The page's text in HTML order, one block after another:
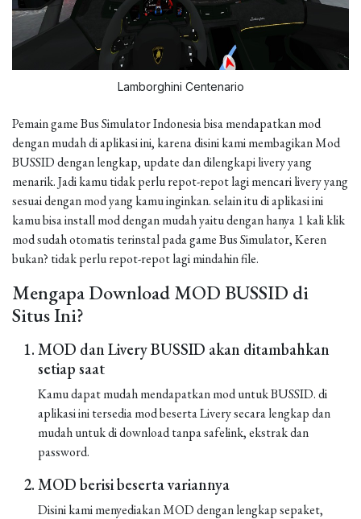
Lamborghini Centenario
Pemain game Bus Simulator Indonesia bisa mendapatkan mod
dengan mudah di aplikasi ini, karena disini kami membagikan Mod
BUSSID dengan lengkap, update dan dilengkapi livery yang
menarik. Jadi kamu tidak perlu repot-repot lagi mencari livery yang
sesuai dengan mod yang kamu inginkan. selain itu di aplikasi ini
kamu bisa install mod dengan mudah yaitu dengan hanya 1 kali klik
mod sudah otomatis terinstal pada game Bus Simulator, Keren
bukan? tidak perlu repot-repot lagi mindahin file.
Mengapa Download MOD BUSSID di
Situs Ini?
MOD dan Livery BUSSID akan ditambahkan
setiap saat
Kamu dapat mudah mendapatkan mod untuk BUSSID. di
aplikasi ini tersedia mod beserta Livery secara lengkap dan
mudah untuk di download tanpa safelink, ekstrak dan
password.
MOD berisi beserta variannya
Disini kami menyediakan MOD dengan lengkap sepaket,